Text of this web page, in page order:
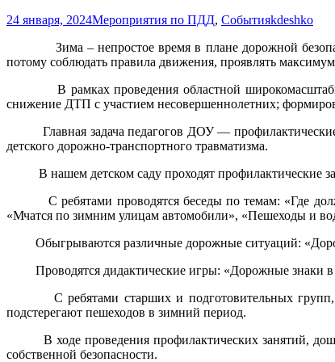
24 января, 2024Мероприятия по ПДД, Событияkdeshko
Зима – непростое время в плане дорожной
потому соблюдать правила движения, проявлять
В рамках проведения областной
снижение ДТП с участием несовершеннолетних;
Главная задача педагогов ДОУ — профилактические
детского дорожно-транспортного травматизма.
В нашем детском саду проходят профилактические
С ребятами проводятся беседы по темам: «Где
«Мчатся по зимним улицам автомобили», «Пешеходы и
Обыгрываются различные дорожные ситуаций:
Проводятся дидактические игры: «Дорожные знаки в
С ребятами старших и подготовительных групп,
подстерегают пешеходов в зимний период.
В ходе проведения профилактических занятий,
собственной безопасности.